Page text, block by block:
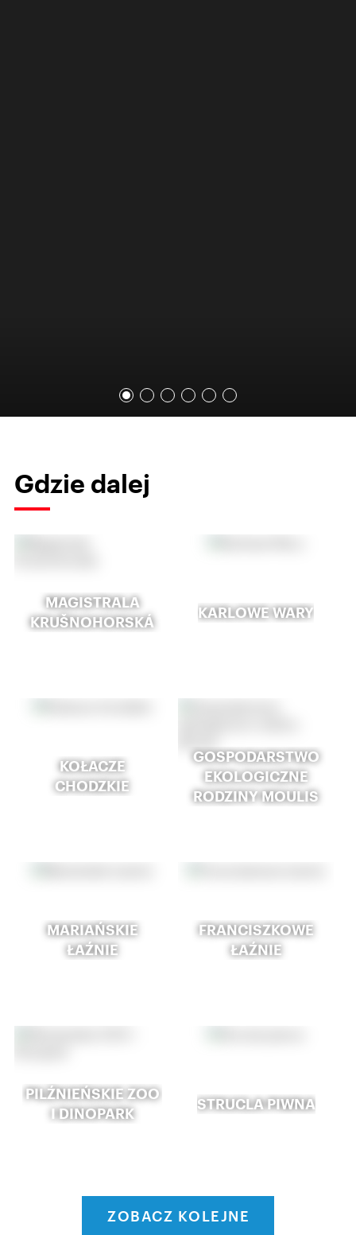
Gdzie dalej
MAGISTRALA
KRUŠNOHORSKÁ
KARLOWE WARY
KOŁACZE
CHODZKIE
GOSPODARSTWO
EKOLOGICZNE
RODZINY MOULIS
MARIAŃSKIE
ŁAŹNIE
FRANCISZKOWE
ŁAŹNIE
PILŹNIEŃSKIE ZOO
I DINOPARK
STRUCLA PIWNA
ZOBACZ KOLEJNE